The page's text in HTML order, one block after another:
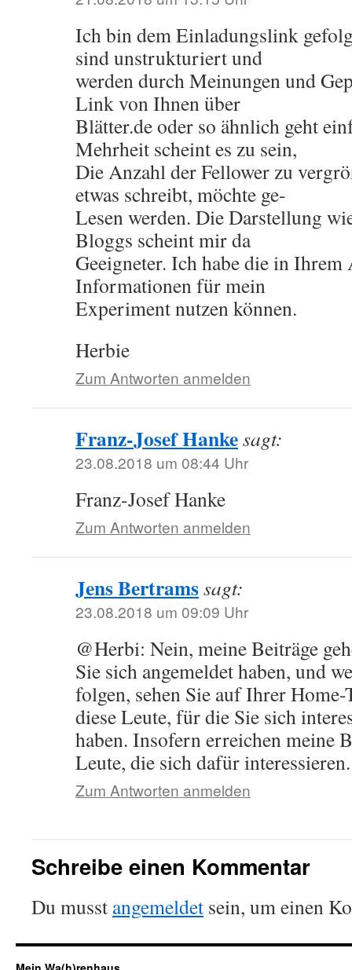
Ich bin dem Einladungslink
sind unstrukturiert und
werden durch Meinungen und
Link von Ihnen über
Blätter.de oder so ähnlich geht
Mehrheit scheint es zu sein,
Die Anzahl der Fellower zu
etwas schreibt, möchte ge-
Lesen werden. Die Darstellung
Bloggs scheint mir da
Geeigneter. Ich habe die in
Informationen für mein
Experiment nutzen können.
Herbie
Zum Antworten anmelden
Franz-Josef Hankesagt:
23.08.2018 um 08:44 Uhr
Franz-Josef Hanke
Zum Antworten anmelden
Jens Bertramssagt:
23.08.2018 um 09:09 Uhr
@Herbi: Nein, meine Beiträge
Sie sich angemeldet haben, und
folgen, sehen Sie auf Ihrer
diese Leute, für die Sie sich
haben. Insofern erreichen meine
Leute, die sich dafür interessieren.
Zum Antworten anmelden
Schreibe einen Kommentar
Du musst angemeldet sein, um einen